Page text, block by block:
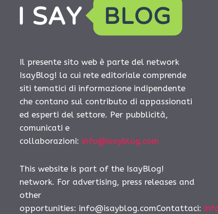
Il presente sito web è parte del network
IsayBlog! la cui rete editoriale comprende
siti tematici di informazione indipendente
che contano sul contributo di appassionati
ed esperti del settore. Per pubblicità,
comunicati e
collaborazioni: info@isayblog.com
This website is part of the IsayBlog!
network. For advertising, press releases and
other
opportunities: info@isayblog.comContattaci: